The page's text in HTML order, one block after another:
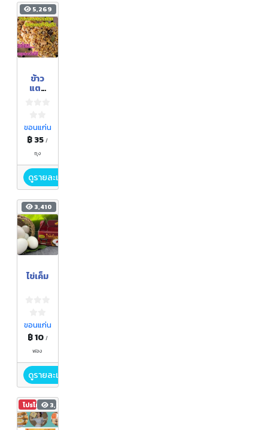
5,269
ข้าว
แตน
ธัญพืช
ขอนแก่น
฿ 35/
ถุง
ดูรายละเอียด
3,410
ไข่เค็ม
ขอนแก่น
฿ 10 /
ฟอง
ดูรายละเอียด
โปรโมชัน3,857